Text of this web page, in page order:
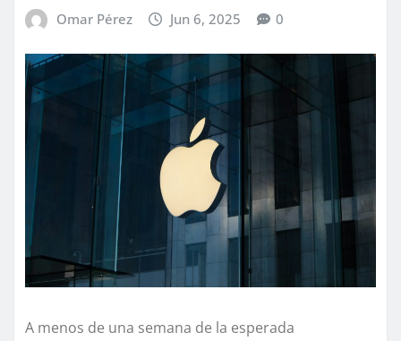
Omar Pérez Jun 6, 2025 0
A menos de una semana de la esperada